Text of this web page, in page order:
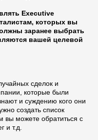
Executive
которых вы
заранее выбрать
вашей целевой
сделок и
которые были
и суждению кого они
создать список
вы можете обратиться с
и т.д.